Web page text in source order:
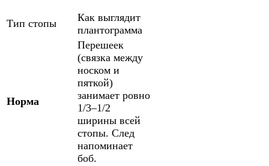
Тип стопы
Как выглядит
плантограмма
Норма
Перешеек
(связка между
носком и
пяткой)
занимает ровно
1/3–1/2
ширины всей
стопы. След
напоминает
боб.